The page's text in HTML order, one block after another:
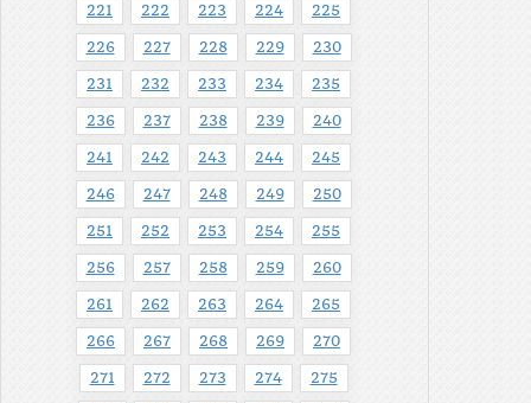
221 222 223 224 225
226 227 228 229 230
231 232 233 234 235
236 237 238 239 240
241 242 243 244 245
246 247 248 249 250
251 252 253 254 255
256 257 258 259 260
261 262 263 264 265
266 267 268 269 270
271 272 273 274 275